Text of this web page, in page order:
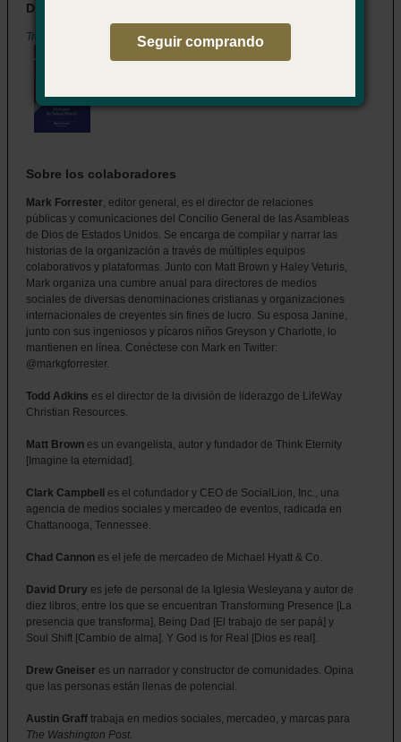
Disponible en inglés
Trending Up
Sobre los colaboradores
Mark Forrester, editor general, es el director de relaciones
públicas y comunicaciones del Concilio General de las Asambleas
de Dios de Estados Unidos. Se encarga de compilar y narrar las
historias de la organización a través de múltiples equipos
colaborativos y plataformas. Junto con Matt Brown y Haley Veturis,
Mark organiza una cumbre anual para directores de medios
sociales de diversas denominaciones cristianas y organizaciones
internacionales de creyentes sin fines de lucro. Su esposa Janine,
junto con sus ingeniosos y pícaros niños Greyson y Charlotte, lo
mantienen en línea. Conéctese con Mark en Twitter:
@markgforrester.
Todd Adkins es el director de la división de liderazgo de LifeWay
Christian Resources.
Matt Brown es un evangelista, autor y fundador de Think Eternity
[Imagine la eternidad].
Clark Campbell
es el cofundador y CEO de SocialLion, Inc., una
agencia de medios sociales y mercadeo de eventos, radicada en
Chattanooga, Tennessee.
Chad Cannon es el jefe de mercadeo de Michael Hyatt & Co.
David Drury es jefe de personal de la Iglesia Wesleyana y autor de
diez libros, entre los que se encuentran Transforming Presence [La
presencia que transforma], Being Dad [El trabajo de ser papá] y
Soul Shift [Cambio de alma]. Y God is for Real [Dios es real].
Drew Gneiser es un narrador y constructor de comunidades. Opina
que las personas están llenas de potencial.
Austin Graff trabaja en medios sociales, mercadeo, y marcas para
The Washington Post.
Seguir comprando